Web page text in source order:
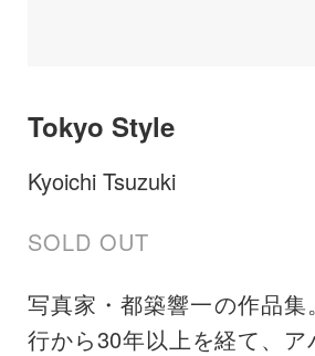
Tokyo Style
Kyoichi Tsuzuki
SOLD OUT
写真家・都築響一の作品集
行から30年以上を経て、ア